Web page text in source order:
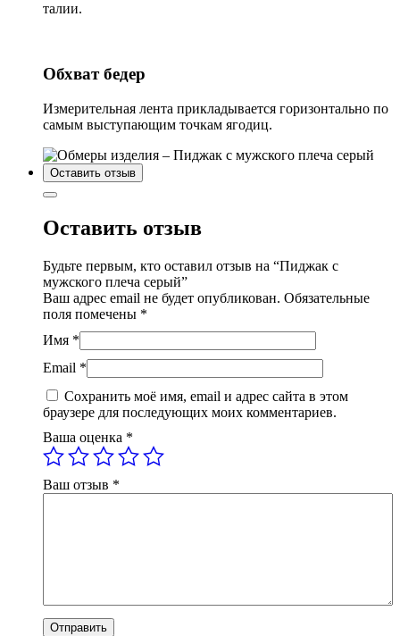
талии.
Обхват бедер
Измерительная лента прикладывается горизонтально по
самым выступающим точкам ягодиц.
Оставить отзыв
Оставить отзыв
Будьте первым, кто оставил отзыв на “Пиджак с
мужского плеча серый”
Ваш адрес email не будет опубликован. Обязательные
поля помечены *
Имя *
Email *
Сохранить моё имя, email и адрес сайта в этом
браузере для последующих моих комментариев.
Ваша оценка *
Ваш отзыв *